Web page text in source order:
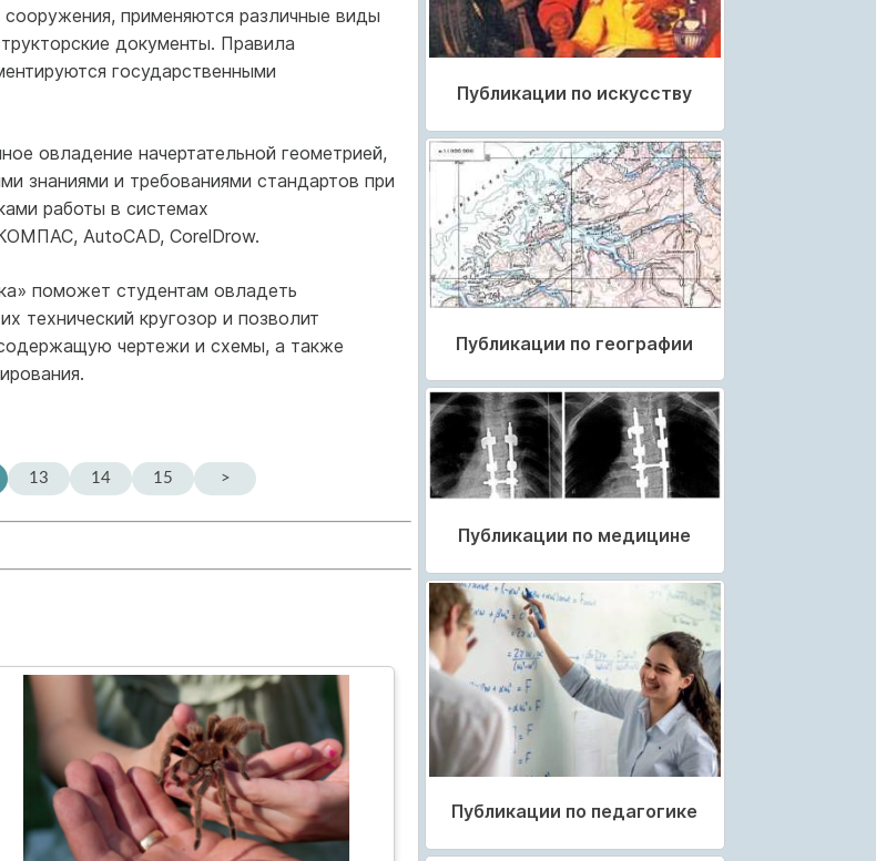
применяются различные виды
документы. Правила
государственными
овладение начертательной геометрией,
знаниями и требованиями стандартов при
работы в системах
AutoCAD, CorelDrow.
поможет студентам овладеть
технический кругозор и позволит
чертежи и схемы, а также
13 14 15 >
Публикации по искусству
Публикации по географии
Публикации по медицине
Публикации по педагогике